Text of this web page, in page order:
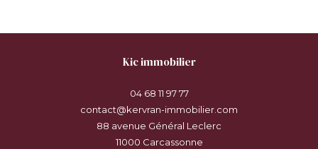
kic immobilier
04 68 11 97 77
contact@kervran-immobilier.com
88 avenue Général Leclerc
11000
carcassonne